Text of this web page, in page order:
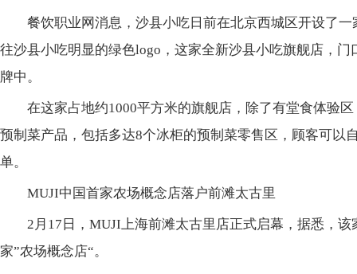
餐饮职业网消息，沙县小吃日前在北京西城区开设了
往沙县小吃明显的绿色logo，这家全新沙县小吃旗舰店，
牌中。
在这家占地约1000平方米的旗舰店，除了有堂食体验
预制菜产品，包括多达8个冰柜的预制菜零售区，顾客可以
单。
MUJI中国首家农场概念店落户前滩太古里
2月17日，MUJI上海前滩太古里店正式启幕，据悉，
家”农场概念店“。